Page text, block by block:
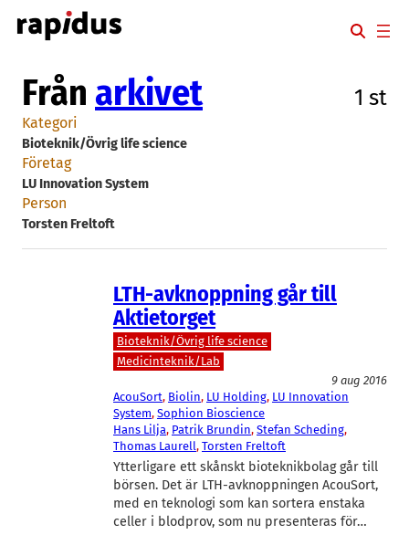
Hoppa
till
Från arkivet 1 st
Kategori
Bioteknik/Övrig life science
Företag
LU Innovation System
Person
Torsten Freltoft
LTH-avknoppning går till
Aktietorget
Bioteknik/Övrig life science
Medicinteknik/Lab
9 aug 2016
AcouSort, Biolin, LU Holding, LU Innovation
System, Sophion Bioscience
Hans Lilja, Patrik Brundin, Stefan Scheding
Thomas Laurell, Torsten Freltoft
Ytterligare ett skånskt bioteknikbolag går till
börsen. Det är LTH-avknoppningen AcouSort,
med en teknologi som kan sortera enstaka
celler i blodprov, som nu presenteras för…